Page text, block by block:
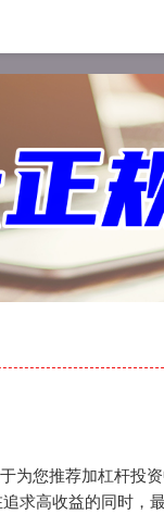
为您推荐加杠杆
求高收益的同时